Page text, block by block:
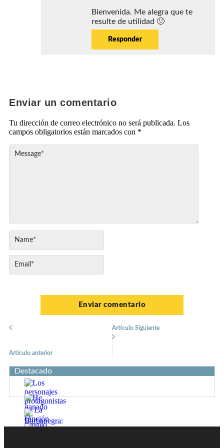
Bienvenida. Me alegra que te
resulte de utilidad 🙂
Responder
Enviar un comentario
Tu dirección de correo electrónico no será publicada. Los
campos obligatorios están marcados con *
Artículo anterior
Artículo Siguiente
Destacado